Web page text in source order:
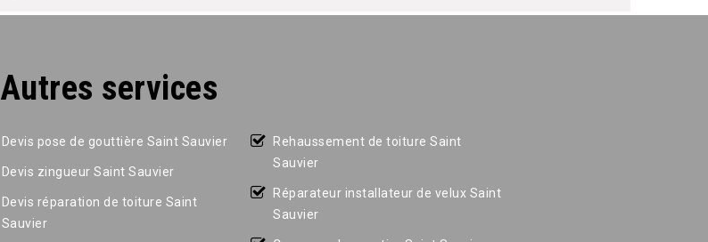
Autres services
Devis pose de gouttière Saint Sauvier
Devis zingueur Saint Sauvier
Devis réparation de toiture Saint
Sauvier
Rehaussement de toiture Saint
Sauvier
Réparateur installateur de velux Saint
Sauvier